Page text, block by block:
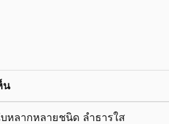
น
หลากหลายชนิด ลำธารใส